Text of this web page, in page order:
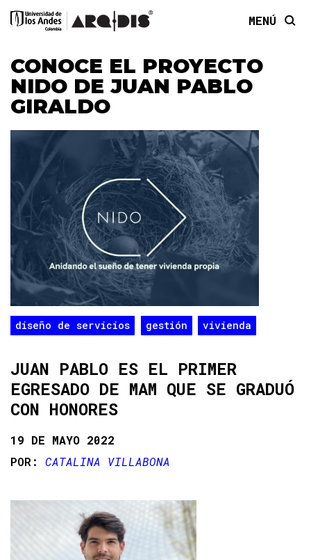
MENÚ
CONOCE EL PROYECTO
NIDO DE JUAN PABLO
GIRALDO
diseño de servicios gestión vivienda
JUAN PABLO ES EL PRIMER
EGRESADO DE MAM QUE SE GRADUÓ
CON HONORES
19 DE MAYO 2022
CATALINA VILLABONA